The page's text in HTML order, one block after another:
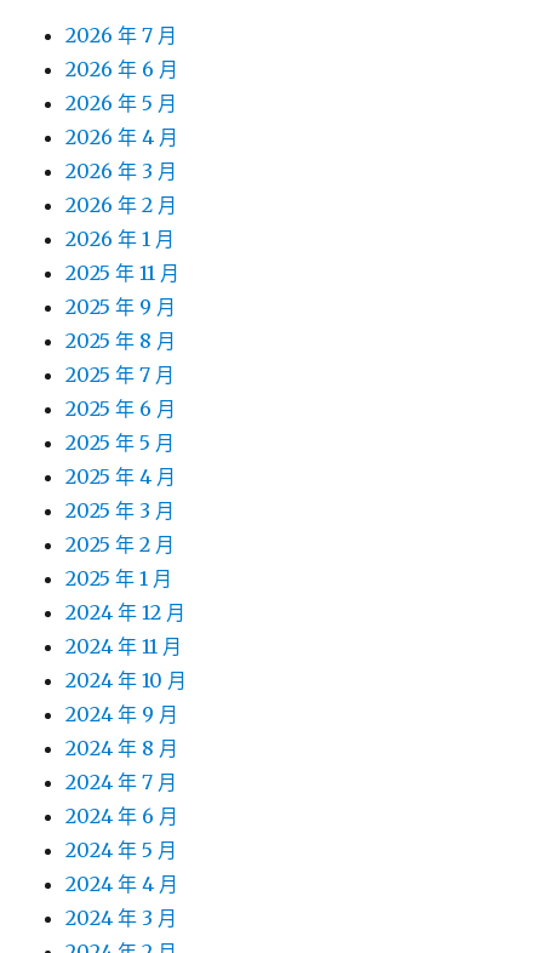
2026 年 7 月
2026 年 6 月
2026 年 5 月
2026 年 4 月
2026 年 3 月
2026 年 2 月
2026 年 1 月
2025 年 11 月
2025 年 9 月
2025 年 8 月
2025 年 7 月
2025 年 6 月
2025 年 5 月
2025 年 4 月
2025 年 3 月
2025 年 2 月
2025 年 1 月
2024 年 12 月
2024 年 11 月
2024 年 10 月
2024 年 9 月
2024 年 8 月
2024 年 7 月
2024 年 6 月
2024 年 5 月
2024 年 4 月
2024 年 3 月